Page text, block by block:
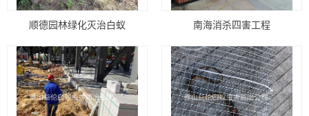
顺德园林绿化灭治白蚁 南海消杀四害工程